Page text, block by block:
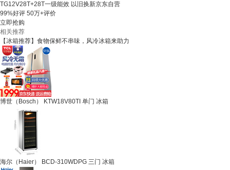
TG12V28T+28T一级能效 以旧换新京东自营
99%好评 50万+评价
立即抢购
相关推荐
【冰箱推荐】食物保鲜不串味，风冷冰箱来助力
博世（Bosch） KTW18V80TI 单门 冰箱
海尔（Haier） BCD-310WDPG 三门 冰箱